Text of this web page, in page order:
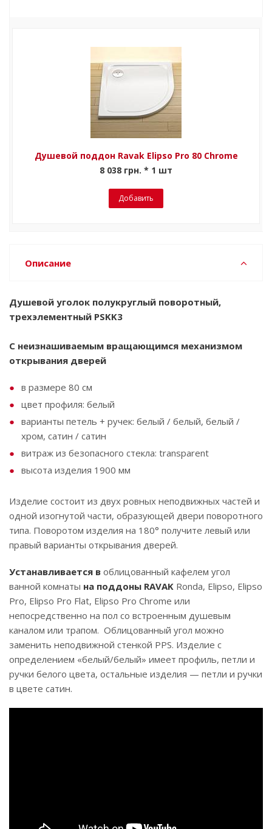
Душевой поддон Ravak Elipso Pro 80 Chrome
8 038 грн. * 1 шт
Добавить
Описание
Душевой уголок полукруглый поворотный,
трехэлементный PSKK3
С неизнашиваемым вращающимся механизмом
открывания дверей
в размере 80 см
цвет профиля: белый
варианты петель + ручек: белый / белый, белый /
хром, сатин / сатин
витраж из безопасного стекла: transparent
высота изделия 1900 мм
Изделие состоит из двух ровных неподвижных частей и
одной изогнутой части, образующей двери поворотного
типа. Поворотом изделия на 180° получите левый или
правый варианты открывания дверей.
Устанавливается в облицованный кафелем угол
ванной комнаты на поддоны RAVAK Ronda, Elipso, Elipso
Pro, Elipso Pro Flat, Elipso Pro Chrome или
непосредственно на пол со встроенным душевым
каналом или трапом. Облицованный угол можно
заменить неподвижной стенкой PPS. Изделие с
определением «белый/белый» имеет профиль, петли и
ручки белого цвета, остальные изделия — петли и ручки
в цвете сатин.